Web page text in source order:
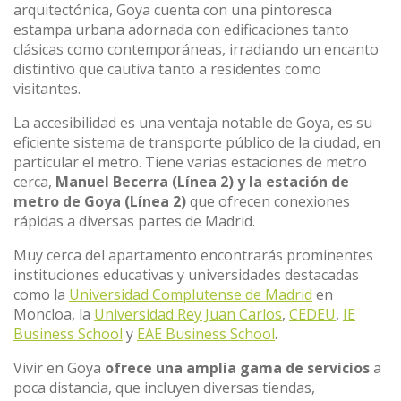
arquitectónica, Goya cuenta con una pintoresca
estampa urbana adornada con edificaciones tanto
clásicas como contemporáneas, irradiando un encanto
distintivo que cautiva tanto a residentes como
visitantes.
La accesibilidad es una ventaja notable de Goya, es su
eficiente sistema de transporte público de la ciudad, en
particular el metro. Tiene varias estaciones de metro
cerca, Manuel Becerra (Línea 2) y la estación de
metro de Goya (Línea 2)que ofrecen conexiones
rápidas a diversas partes de Madrid.
Muy cerca del apartamento encontrarás prominentes
instituciones educativas y universidades destacadas
como la Universidad Complutense de Madrid en
Moncloa, la Universidad Rey Juan Carlos, CEDEU, IE
Business School y EAE Business School.
Vivir en Goya ofrece una amplia gama de serviciosa
poca distancia, que incluyen diversas tiendas,